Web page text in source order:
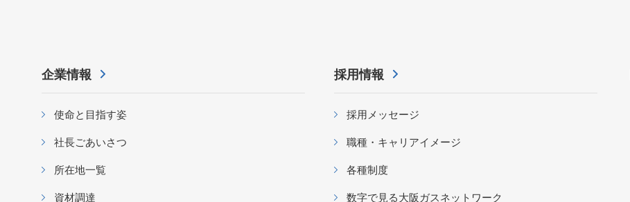
企業情報
使命と目指す姿
社長ごあいさつ
所在地一覧
資材調達
採用情報
採用メッセージ
職種・キャリアイメージ
各種制度
数字で見る大阪ガスネットワーク